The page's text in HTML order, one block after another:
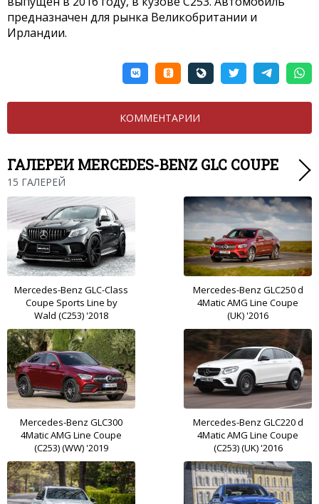
предназначен для рынка Великобритании и
Ирландии.
КОММЕНТАРИИ
ГАЛЕРЕИ MERCEDES-BENZ GLC COUPE
15 ГАЛЕРЕЙ
Mercedes-Benz GLC-Class
Coupe Sports Line by
Wald (C253) '2018
Mercedes-Benz GLC250 d
4Matic AMG Line Coupe
(UK) '2016
Mercedes-Benz GLC300
4Matic AMG Line Coupe
(C253) (WW) '2019
Mercedes-Benz GLC220 d
4Matic AMG Line Coupe
(C253) (UK) '2016